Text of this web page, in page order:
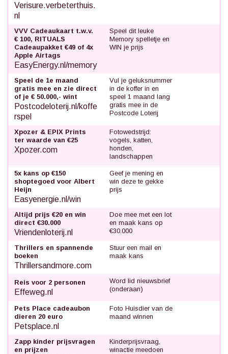
Verisure.verbeterthuis.
nl
VVV Cadeaukaart t.w.v.
€ 100, RITUALS
Cadeaupakket €49 of 4x
Apple Airtags
EasyEnergy.nl/memory
Speel dit leuke
Memory spelletje en
WIN je prijs
Speel de 1e maand
gratis mee en zie direct
of je € 50.000,- wint
Postcodeloterij.nl/koffe
rspel
Vul je geluksnummer
in de koffer in en
speel 1 maand lang
gratis mee in de
Postcode Loterij
Xpozer & EPIX Prints
ter waarde van €25
Xpozer.com
Fotowedstrijd:
vogels, katten,
honden,
landschappen
5x kans op €150
shoptegoed voor Albert
Heijn
Easyenergie.nl/win
Geef je mening en
win deze te gekke
prijs
Altijd prijs €20 en win
direct €30.000
Vriendenloterij.nl
Doe mee met een lot
en maak kans op
€30.000
Thrillers en spannende
boeken
Thrillersandmore.com
Stuur een mail en
maak kans
Reis voor 2 personen
Effeweg.nl
Word lid nieuwsbrief
(onderaan)
Pets Place cadeaubon
dieren 20 euro
Petsplace.nl
Foto Huisdier van de
maand winnen
Zapp kinder prijsvragen
en prijzen
Kinderprijsvraag,
winactie meedoen